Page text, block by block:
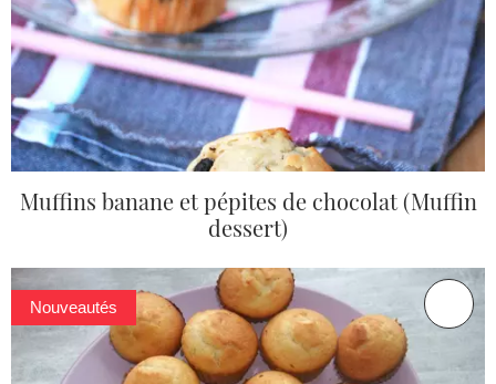
Muffins banane et pépites de chocolat (Muffin
dessert)
Nouveautés